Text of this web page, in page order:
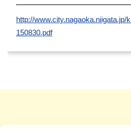
http://www.city.nagaoka.niigata.jp/
150830.pdf